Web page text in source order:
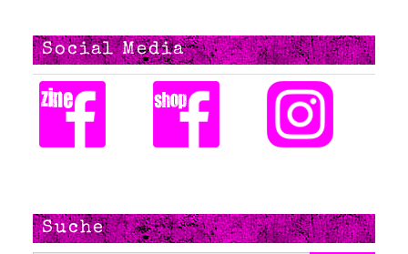
Social Media
Suche